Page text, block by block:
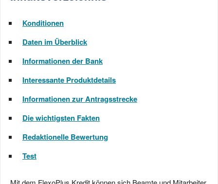
Konditionen
Daten im Überblick
Informationen der Bank
Interessante Produktdetails
Informationen zur Antragsstrecke
Die wichtigsten Fakten
Redaktionelle Bewertung
Test